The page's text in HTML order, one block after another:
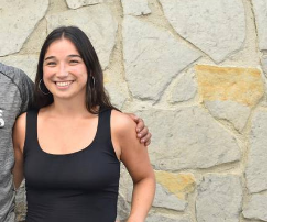
erantzuten dute, beti